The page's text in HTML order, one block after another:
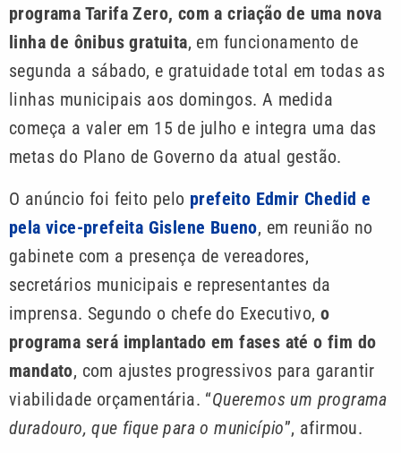
programa Tarifa Zero, com a criação de uma nova
linha de ônibus gratuita, em funcionamento de
segunda a sábado, e gratuidade total em todas as
linhas municipais aos domingos. A medida
começa a valer em 15 de julho e integra uma das
metas do Plano de Governo da atual gestão.
O anúncio foi feito pelo prefeito Edmir Chedid e
pela vice-prefeita Gislene Bueno, em reunião no
gabinete com a presença de vereadores,
secretários municipais e representantes da
imprensa. Segundo o chefe do Executivo, o
programa será implantado em fases até o fim do
mandato, com ajustes progressivos para garantir
viabilidade orçamentária. “Queremos um programa
duradouro, que fique para o município”, afirmou.